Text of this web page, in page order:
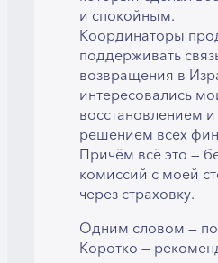
и спокойным.
Координаторы
поддерживать
возвращения в
интересовались
восстановлением
решением всех
Причём всё это —
комиссий с моей
через страховку.
Одним словом —
Коротко —